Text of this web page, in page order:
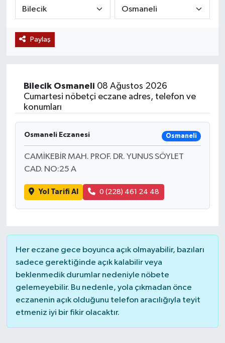
Paylaş
Bilecik Osmaneli 08 Ağustos 2026
Cumartesi nöbetçi eczane adres, telefon ve
konumları
Osmaneli Eczanesi Osmaneli
CAMİKEBİR MAH. PROF. DR. YUNUS SÖYLET
CAD. NO:25 A
Yol Tarifi Al 0 (228) 461 24 48
Her eczane gece boyunca açık olmayabilir, bazıları
sadece gerektiğinde açık kalabilir veya
beklenmedik durumlar nedeniyle nöbete
gelemeyebilir. Bu nedenle, yola çıkmadan önce
eczanenin açık olduğunu telefon aracılığıyla teyit
etmeniz iyi bir fikir olacaktır.
Siyaset
Teknoloji
Muş
Hasköy
Korkut
Bulanık
Malazgirt